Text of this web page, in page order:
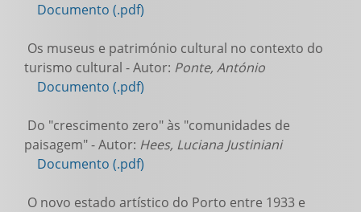
Documento (.pdf)
Os museus e património cultural no contexto do
turismo cultural - Autor: Ponte, António
Documento (.pdf)
Do "crescimento zero" às "comunidades de
paisagem" - Autor: Hees, Luciana Justiniani
Documento (.pdf)
O novo estado artístico do Porto entre 1933 e